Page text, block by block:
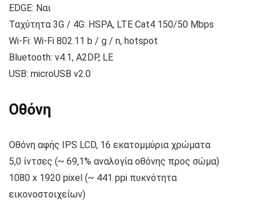
EDGE: Ναι
Ταχύτητα 3G / 4G: HSPA, LTE Cat4 150/50 Mbps
Wi-Fi: Wi-Fi 802.11 b / g / n, hotspot
Bluetooth: v4.1, A2DP, LE
USB: microUSB v2.0
Οθόνη
Οθόνη αφής IPS LCD, 16 εκατομμύρια χρώματα
5,0 ίντσες (~ 69,1% αναλογία οθόνης προς σώμα)
1080 x 1920 pixel (~ 441 ppi πυκνότητα
εικονοστοιχείων)